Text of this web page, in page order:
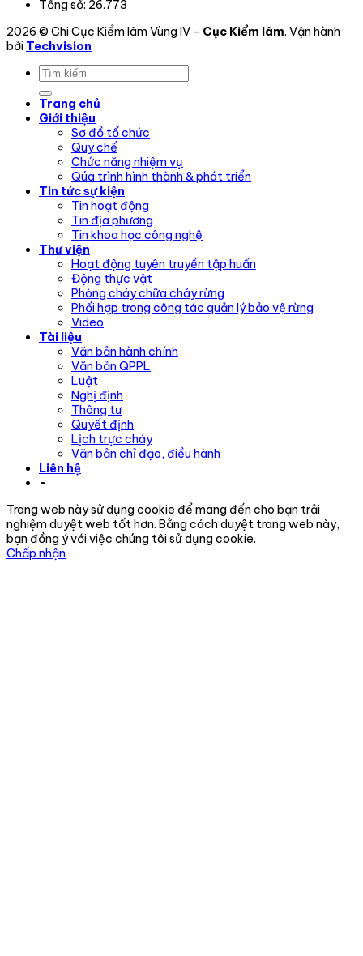
Tổng số: 26.773
2026 © Chi Cục Kiểm lâm Vùng IV - Cục Kiểm lâm. Vận hành
bởi Techvision
Trang chủ
Giới thiệu
Sơ đồ tổ chức
Quy chế
Chức năng nhiệm vụ
Qúa trình hình thành & phát triển
Tin tức sự kiện
Tin hoạt động
Tin địa phương
Tin khoa học công nghệ
Thư viện
Hoạt động tuyên truyền tập huấn
Động thực vật
Phòng cháy chữa cháy rừng
Phối hợp trong công tác quản lý bảo vệ rừng
Video
Tài liệu
Văn bản hành chính
Văn bản QPPL
Luật
Nghị định
Thông tư
Quyết định
Lịch trực cháy
Văn bản chỉ đạo, điều hành
Liên hệ
-
Trang web này sử dụng cookie để mang đến cho bạn trải
nghiệm duyệt web tốt hơn. Bằng cách duyệt trang web này,
bạn đồng ý với việc chúng tôi sử dụng cookie.
Chấp nhận